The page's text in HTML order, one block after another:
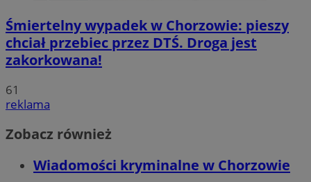
Śmiertelny wypadek w Chorzowie: pieszy
chciał przebiec przez DTŚ. Droga jest
zakorkowana!
61
reklama
Zobacz również
Wiadomości kryminalne w Chorzowie